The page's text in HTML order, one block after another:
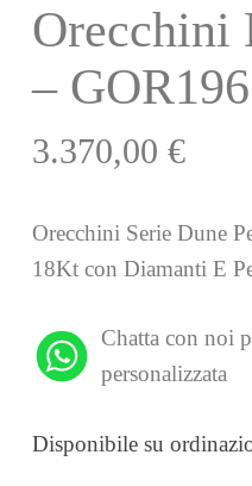
Orecchini
–
3.370,00 €
Orecchini Serie Dune
18Kt con Diamanti E
Chatta con noi
personalizzata
Disponibile su